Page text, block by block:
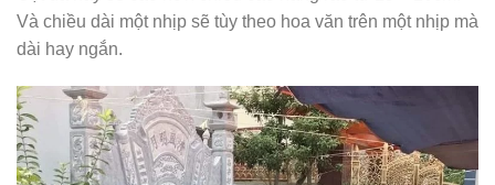
Và chiều dài một nhịp sẽ tùy theo hoa văn trên một nhịp mà
dài hay ngắn.